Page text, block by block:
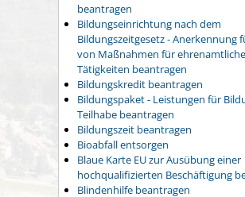
beantragen
Bildungseinrichtung nach dem
Bildungszeitgesetz - Anerkennung
von Maßnahmen für ehrenamtliche
Tätigkeiten beantragen
Bildungskredit beantragen
Bildungspaket - Leistungen für
Teilhabe beantragen
Bildungszeit beantragen
Bioabfall entsorgen
Blaue Karte EU zur Ausübung einer
hochqualifizierten Beschäftigung
Blindenhilfe beantragen